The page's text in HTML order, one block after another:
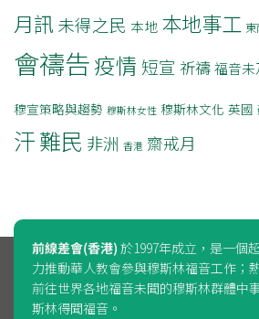
月訊 未得之民 本地 本地事工
會禱告疫情 短宣 祈禱福音未
穆宣策略與趨勢 穆斯林女性 穆斯林文化 英國
汗難民 非洲 香港 齋戒月
前線差會(香港) 於1997年成立，是一個
力推動華人教會參與穆斯林福音工作；
前往世界各地福音未聞的穆斯林群體中
斯林得聞福音。